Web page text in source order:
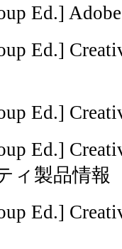
Ed.]
Ed.]
Ed.]
Ed.]
ィ製品情報
Ed.]